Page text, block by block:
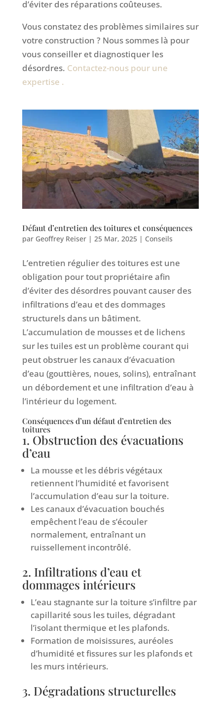
d’éviter des réparations coûteuses.
Vous constatez des problèmes similaires sur
votre construction ? Nous sommes là pour
vous conseiller et diagnostiquer les
désordres. Contactez-nous pour une
expertise .
Défaut d’entretien des toitures et conséquences
par Geoffrey Reiser| 25 Mar, 2025| Conseils
L’entretien régulier des toitures est une
obligation pour tout propriétaire afin
d’éviter des désordres pouvant causer des
infiltrations d’eau et des dommages
structurels dans un bâtiment.
L’accumulation de mousses et de lichens
sur les tuiles est un problème courant qui
peut obstruer les canaux d’évacuation
d’eau (gouttières, noues, solins), entraînant
un débordement et une infiltration d’eau à
l’intérieur du logement.
Conséquences d’un défaut d’entretien des
toitures
1. Obstruction des évacuations
d’eau
La mousse et les débris végétaux
retiennent l’humidité et favorisent
l’accumulation d’eau sur la toiture.
Les canaux d’évacuation bouchés
empêchent l’eau de s’écouler
normalement, entraînant un
ruissellement incontrôlé.
2. Infiltrations d’eau et
dommages intérieurs
L’eau stagnante sur la toiture s’infiltre par
capillarité sous les tuiles, dégradant
l’isolant thermique et les plafonds.
Formation de moisissures, auréoles
d’humidité et fissures sur les plafonds et
les murs intérieurs.
3. Dégradations structurelles